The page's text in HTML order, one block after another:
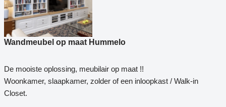
Wandmeubel op maat Hummelo
De mooiste oplossing, meubilair op maat !!
Woonkamer, slaapkamer, zolder of een inloopkast / Walk-in
Closet.